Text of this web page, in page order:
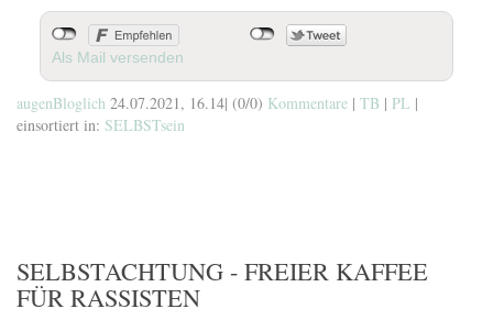
Als Mail versenden
augenBloglich 24.07.2021, 16.14| (0/0) Kommentare | TB | PL |
einsortiert in: SELBSTsein
SELBSTACHTUNG - FREIER KAFFEE
FÜR RASSISTEN